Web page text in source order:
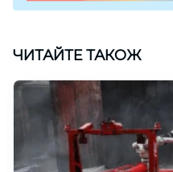
ЧИТАЙТЕ ТАКОЖ